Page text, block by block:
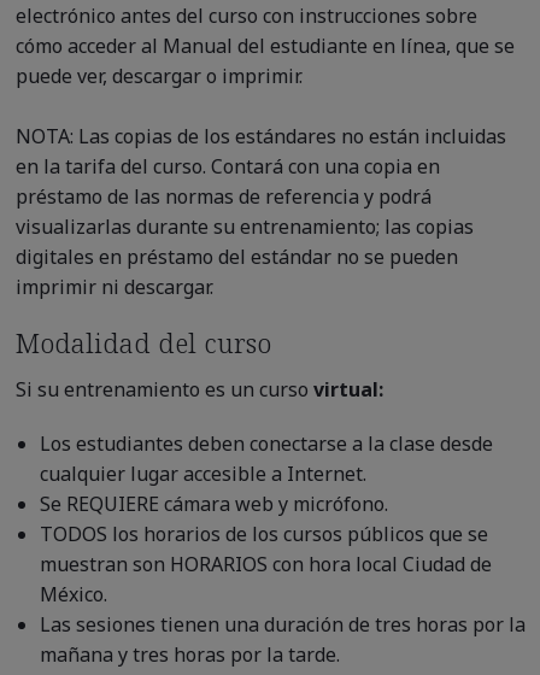
electrónico antes del curso con instrucciones sobre
cómo acceder al Manual del estudiante en línea, que se
puede ver, descargar o imprimir.
NOTA: Las copias de los estándares no están incluidas
en la tarifa del curso. Contará con una copia en
préstamo de las normas de referencia y podrá
visualizarlas durante su entrenamiento; las copias
digitales en préstamo del estándar no se pueden
imprimir ni descargar.
Modalidad del curso
Si su entrenamiento es un curso virtual:
Los estudiantes deben conectarse a la clase desde
cualquier lugar accesible a Internet.
Se REQUIERE cámara web y micrófono.
TODOS los horarios de los cursos públicos que se
muestran son HORARIOS con hora local Ciudad de
México.
Las sesiones tienen una duración de tres horas por la
mañana y tres horas por la tarde.